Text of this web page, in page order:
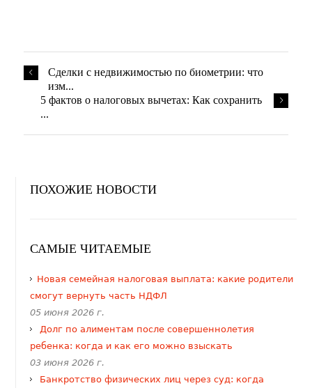
​Сделки с недвижимостью по биометрии: что
изм...
​5 фактов о налоговых вычетах: Как сохранить
...
ПОХОЖИЕ НОВОСТИ
САМЫЕ ЧИТАЕМЫЕ
​Новая семейная налоговая выплата: какие родители
смогут вернуть часть НДФЛ
05 июня 2026 г.
Долг по алиментам после совершеннолетия
ребенка: когда и как его можно взыскать
03 июня 2026 г.
Банкротство физических лиц через суд: когда